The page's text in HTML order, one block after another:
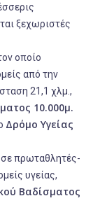
ξεχωριστές
οποίο
από την
21,1 χλμ.,
10.000μ.
Δρόμο Υγείας
σε πρωταθλητές-
υγείας,
Βαδίσματος